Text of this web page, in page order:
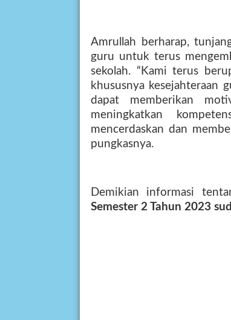
Amrullah berharap,
guru untuk terus
sekolah. “Kami terus
khususnya kesejahteraan
dapat memberikan
meningkatkan
mencerdaskan dan
pungkasnya.
Demikian informasi
Semester 2 Tahun 2023